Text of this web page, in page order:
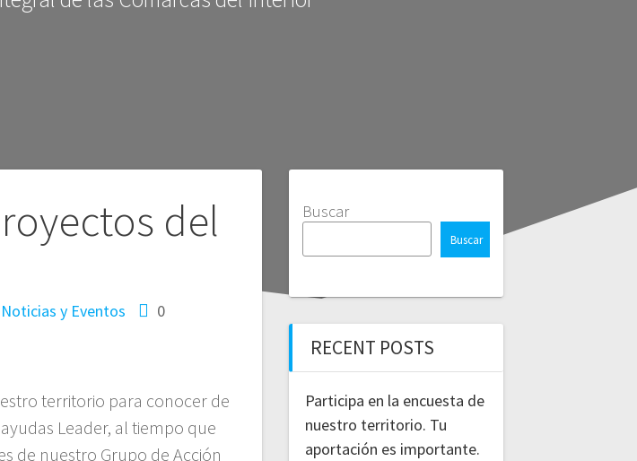
del
Noticias y Eventos
0
territorio para conocer de
Leader, al tiempo que
de nuestro Grupo de Acción
Buscar
Buscar
RECENT POSTS
Participa en la encuesta de
nuestro territorio. Tu
aportación es importante.